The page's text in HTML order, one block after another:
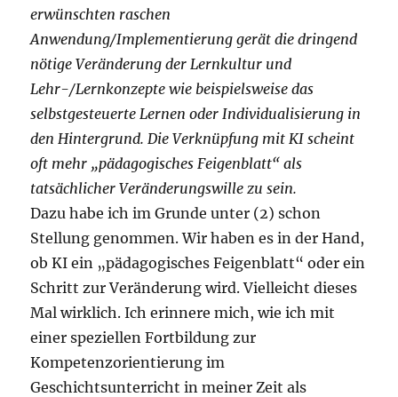
erwünschten raschen
Anwendung/Implementierung gerät die dringend
nötige Veränderung der Lernkultur und
Lehr-/Lernkonzepte wie beispielsweise das
selbstgesteuerte Lernen oder Individualisierung in
den Hintergrund. Die Verknüpfung mit KI scheint
oft mehr „pädagogisches Feigenblatt“ als
tatsächlicher Veränderungswille zu sein.
Dazu habe ich im Grunde unter (2) schon
Stellung genommen. Wir haben es in der Hand,
ob KI ein „pädagogisches Feigenblatt“ oder ein
Schritt zur Veränderung wird. Vielleicht dieses
Mal wirklich. Ich erinnere mich, wie ich mit
einer speziellen Fortbildung zur
Kompetenzorientierung im
Geschichtsunterricht in meiner Zeit als